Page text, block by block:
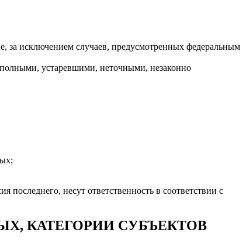
за исключением случаев, предусмотренных федеральным
устаревшими, неточными, незаконно
последнего, несут ответственность в соответствии с
КАТЕГОРИИ СУБЪЕКТОВ